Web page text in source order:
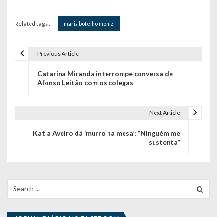
Related tags : maria botelho moniz
ã
o
Previous Article
Catarina Miranda interrompe conversa de
Afonso Leitão com os colegas
Next Article
Katia Aveiro dá ‘murro na mesa’: “Ninguém me
sustenta”
for: